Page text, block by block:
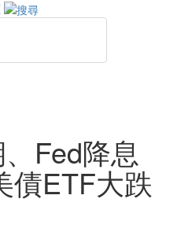
Fed降息
債ETF大跌